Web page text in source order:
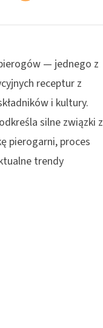
— jednego z
receptur z
i kultury.
silne związki z
pierogarni, proces
trendy